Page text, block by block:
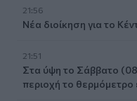
21:56
Νέα διοίκηση για το
21:51
Στα ύψη το Σάββατο
περιοχή το θερμόμετρο